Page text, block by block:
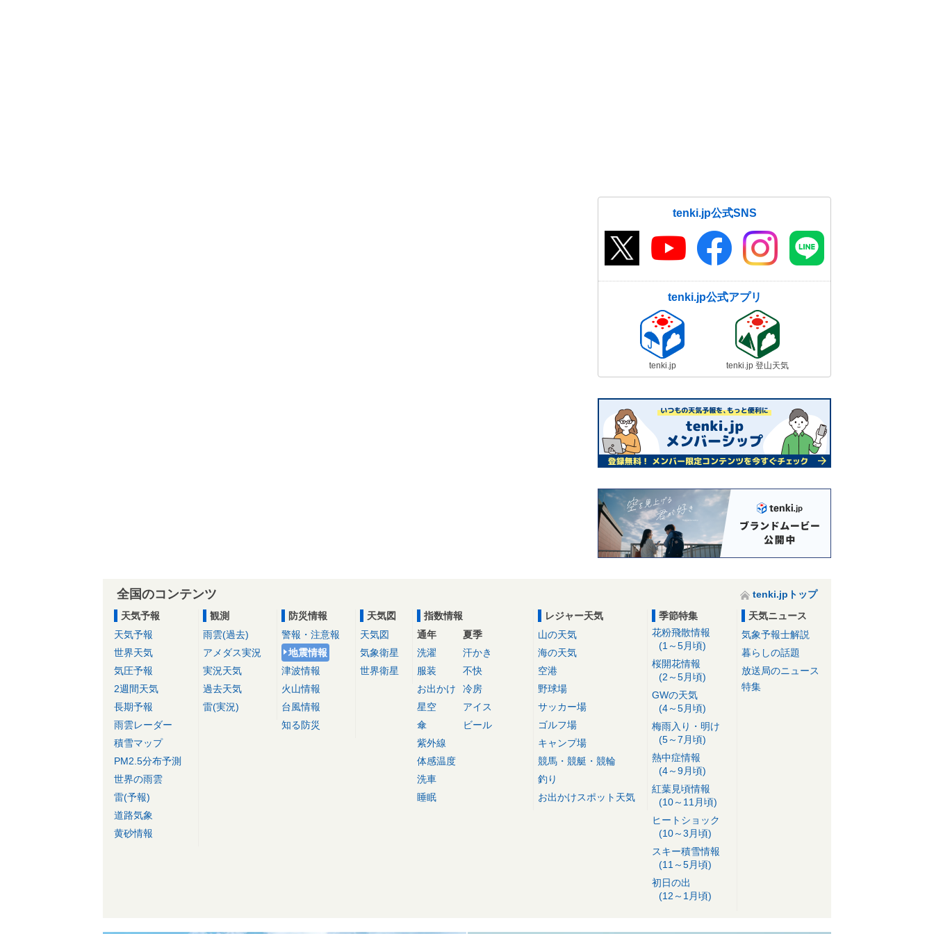
tenki.jp公式SNS
tenki.jp公式アプリ
tenki.jp tenki.jp 登山天気
全国のコンテンツ
tenki.jpトップ
天気予報
天気予報
世界天気
気圧予報
2週間天気
長期予報
雨雲レーダー
積雪マップ
PM2.5分布予測
世界の雨雲
雷(予報)
道路気象
黄砂情報
観測
雨雲(過去)
アメダス実況
実況天気
過去天気
雷(実況)
防災情報
警報・注意報
地震情報
津波情報
火山情報
台風情報
知る防災
天気図
天気図
気象衛星
世界衛星
指数情報
通年
洗濯
服装
お出かけ
星空
傘
紫外線
体感温度
洗車
睡眠
夏季
汗かき
不快
冷房
アイス
ビール
レジャー天気
山の天気
海の天気
空港
野球場
サッカー場
ゴルフ場
キャンプ場
競馬・競艇・競輪
釣り
お出かけスポット天気
季節特集
花粉飛散情報
(1～5月頃)
桜開花情報
(2～5月頃)
GWの天気
(4～5月頃)
梅雨入り・明け
(5～7月頃)
熱中症情報
(4～9月頃)
紅葉見頃情報
(10～11月頃)
ヒートショック
(10～3月頃)
スキー積雪情報
(11～5月頃)
初日の出
(12～1月頃)
天気ニュース
気象予報士解説
暮らしの話題
放送局のニュース
特集